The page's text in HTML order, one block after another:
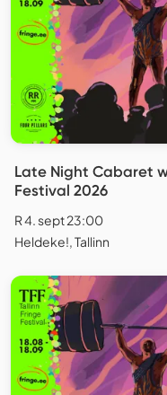
Late Night Cabaret
Festival 2026
R 4. sept 23:00
Heldeke!, Tallinn